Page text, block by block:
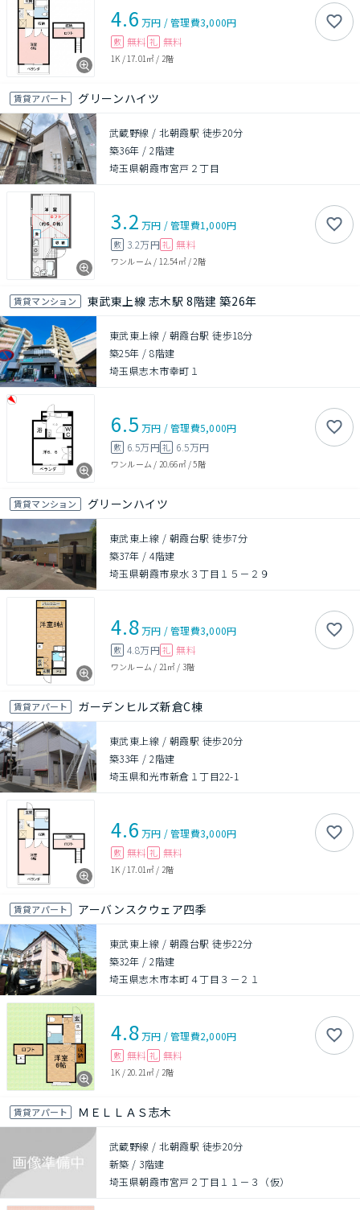
4.6 万円 /管理費3,000円
敷 無料 礼 無料
1K / 17.01㎡ / 2階
賃貸アパート グリーンハイツ
武蔵野線 / 北朝霞駅 徒歩20分
築36年 /2階建
埼玉県朝霞市宮戸２丁目
3.2 万円 /管理費1,000円
敷 3.2万円 礼 無料
ワンルーム / 12.54㎡/ 2階
賃貸マンション 東武東上線 志木駅 8階建 築26年
東武東上線 / 朝霞台駅 徒歩18分
築25年 /8階建
埼玉県志木市幸町１
6.5 万円 /管理費5,000円
敷 6.5万円礼 6.5万円
ワンルーム / 20.66㎡/5階
賃貸マンション グリーンハイツ
東武東上線 / 朝霞台駅 徒歩7分
築37年 /4階建
埼玉県朝霞市泉水３丁目１５－２９
4.8万円 /管理費3,000円
敷 4.8万円 礼 無料
ワンルーム / 21㎡ / 3階
賃貸アパート ガーデンヒルズ新倉C棟
東武東上線 / 朝霞駅 徒歩20分
築33年 /2階建
埼玉県和光市新倉１丁目22-1
4.6 万円 /管理費3,000円
敷 無料 礼 無料
1K / 17.01㎡ / 2階
賃貸アパート アーバンスクウェア四季
東武東上線 / 朝霞台駅 徒歩22分
築32年 /2階建
埼玉県志木市本町４丁目３－２１
4.8万円 /管理費2,000円
敷 無料 礼 無料
1K / 20.21㎡ / 2階
賃貸アパート ＭＥＬＬＡＳ志木
武蔵野線 / 北朝霞駅 徒歩20分
新築 / 3階建
埼玉県朝霞市宮戸２丁目１１－３（仮）